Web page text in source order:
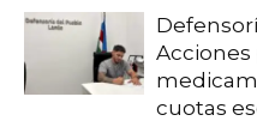
Acciones
cuotas